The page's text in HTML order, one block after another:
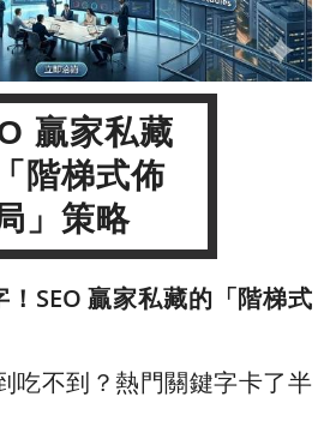
贏家私藏
階梯式佈
」策略
SEO 贏家私藏的「階梯式
吃不到？熱門關鍵字卡了半